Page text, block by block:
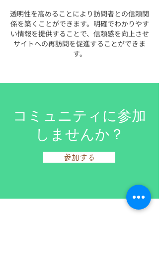
透明性を高めることにより訪問者との信頼関
係を築くことができます。明確でわかりやす
い情報を提供することで、信頼感を向上させ
サイトへの再訪問を促進することができま
す。
コミュニティに参加
しませんか？
参加する